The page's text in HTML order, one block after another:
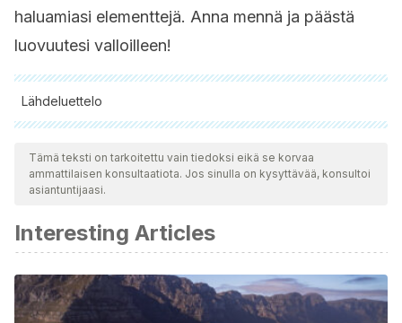
haluamiasi elementtejä. Anna mennä ja päästä
luovuutesi valloilleen!
Lähdeluettelo
Kaikki lainatut lähteet tarkistettiin perusteellisesti tiimimme
toimesta varmistaaksemme niiden laadun, luotettavuuden,
ajantasaisuuden ja pätevyyden. Tämän artikkelin bibliografia
D. Manuel Marqués Camarena. Composición química de los
aceites esenciales de Lavanda y Tomillo. Determinación de
la actividad antifúngica. Universitat Politécnica de Valencia,
2015. Disponible en:
Tämä teksti on tarkoitettu vain tiedoksi eikä se korvaa
ammattilaisen konsultaatiota. Jos sinulla on kysyttävää, konsultoi
asiantuntijaasi.
Interesting Articles